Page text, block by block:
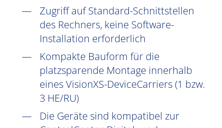
Zugriff auf Standard-Schnittstellen
des Rechners, keine Software-
Installation erforderlich
Kompakte Bauform für die
platzsparende Montage innerhalb
eines VisionXS-DeviceCarriers (1 bzw.
3 HE/RU)
Die Geräte sind kompatibel zur